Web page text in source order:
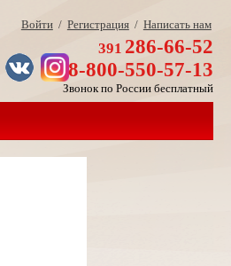
Войти/ Регистрация/ Написать нам
391 286-66-52
8-800-550-57-13
Звонок по России бесплатный